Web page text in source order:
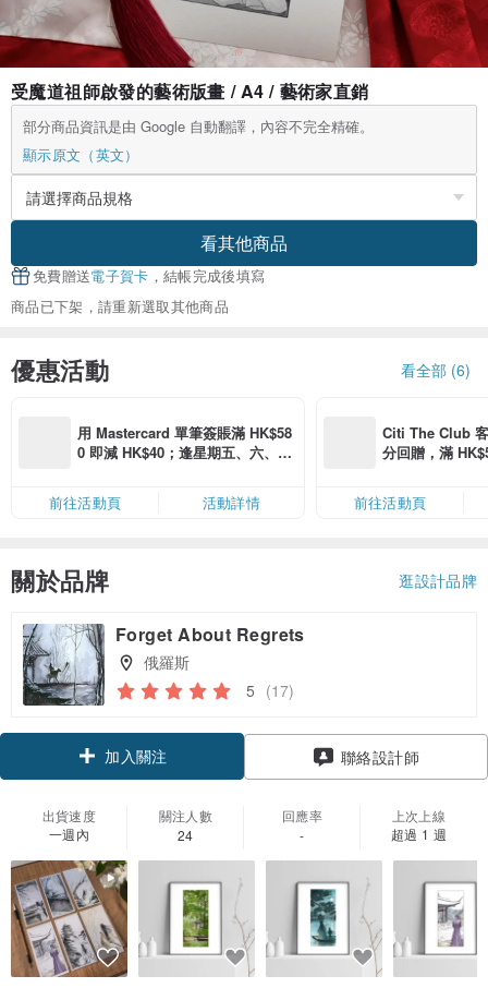
受魔道祖師啟發的藝術版畫 / A4 / 藝術家直銷
部分商品資訊是由 Google 自動翻譯，內容不完全精確。
顯示原文（英文）
看其他商品
免費贈送電子賀卡 ，結帳完成後填寫
商品已下架，請重新選取其他商品
優惠活動 看全部 (6)
用 Mastercard 單筆簽賬滿 HK$58
0 即減 HK$40；逢星期五、六、日
限，額滿即止，僅限「常用信用
卡」結帳）
前往活動頁 活動詳情
Citi The Club
分回贈，滿
前往活動頁
關於品牌 逛設計品牌
Forget About Regrets
俄羅斯
5 (17)
加入關注 聯絡設計師
出貨速度
一週內
關注人數
24
回應率
-
上次上線
超過 1 週